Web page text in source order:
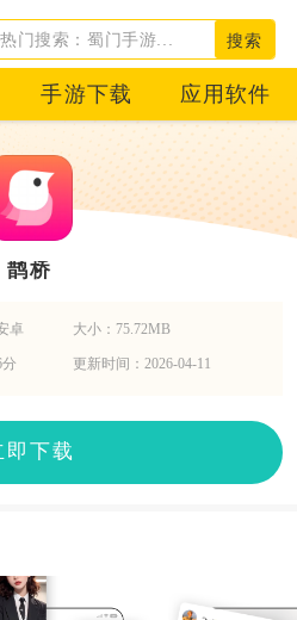
搜索
手游下载 应用软件
鹊桥
卓 大小：75.72MB
更新时间：2026-04-11
即下载